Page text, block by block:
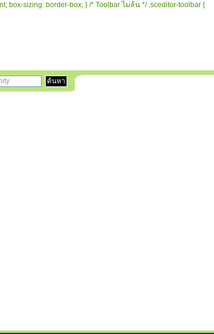
box-sizing: border-box; } /* Toolbar ไม่ล้น */ .sceditor-toolbar {